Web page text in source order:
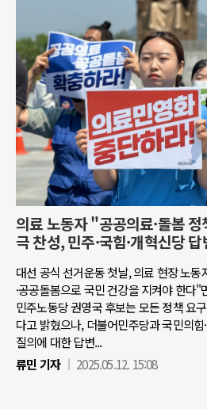
의료 노동자 "공공의료·돌봄
극 찬성, 민주·국힘·개혁신당
대선 공식 선거운동 첫날, 의료 현장 노
·공공돌봄으로 국민 건강을 지켜야 한다
민주노동당 권영국 후보는 모든 정책 요
다고 밝혔으나, 더불어민주당과 국민의
질의에 대한 답변...
류민 기자
2025.05.12. 15:08